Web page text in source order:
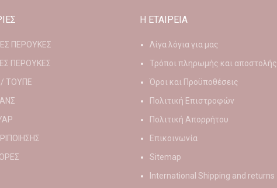
ΠΕΡΟΥΚΕΣ
ΠΕΡΟΥΚΕΣ
/ ΤΟΥΠΕ
Η ΕΤΑΙΡΕΙΑ
Λίγα λόγια για μας
Τρόποι πληρωμής και αποστολής
Όροι και Προϋποθέσεις
Πολιτική Επιστροφών
Πολιτική Απορρήτου
Επικοινωνία
Sitemap
International Shipping and returns